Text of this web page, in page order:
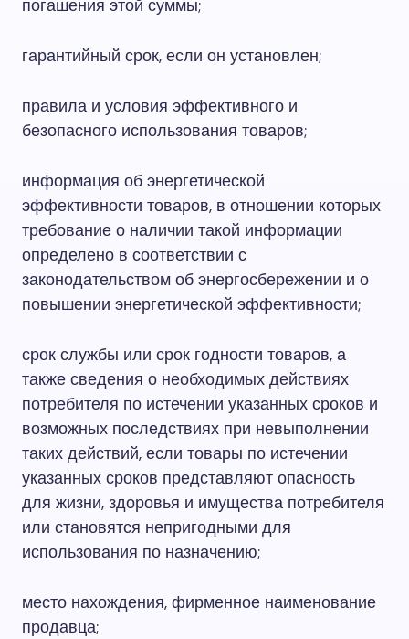
погашения этой суммы;
гарантийный срок, если он установлен;
правила и условия эффективного и
безопасного использования товаров;
информация об энергетической
эффективности товаров, в отношении которых
требование о наличии такой информации
определено в соответствии с
законодательством об энергосбережении и о
повышении энергетической эффективности;
срок службы или срок годности товаров, а
также сведения о необходимых действиях
потребителя по истечении указанных сроков и
возможных последствиях при невыполнении
таких действий, если товары по истечении
указанных сроков представляют опасность
для жизни, здоровья и имущества потребителя
или становятся непригодными для
использования по назначению;
место нахождения, фирменное наименование
продавца;